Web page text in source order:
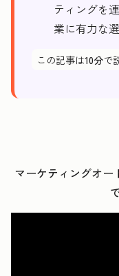
ティングを
業に有力な選
この記事は10分で
マーケティングオー